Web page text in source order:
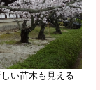
苗木も見える